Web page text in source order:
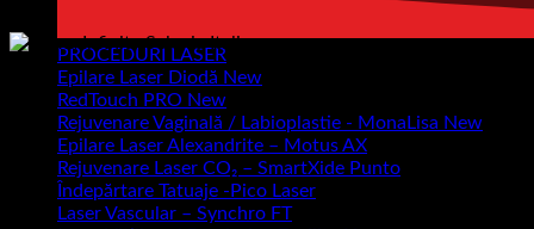
PROCEDURI LASER
Epilare Laser Diodă
RedTouch PRO
Rejuvenare Vaginală / Labioplastie - MonaLisa
Epilare Laser Alexandrite – Motus AX
Rejuvenare Laser CO₂ – SmartXide Punto
Îndepărtare Tatuaje -Pico Laser
Laser Vascular – Synchro FT